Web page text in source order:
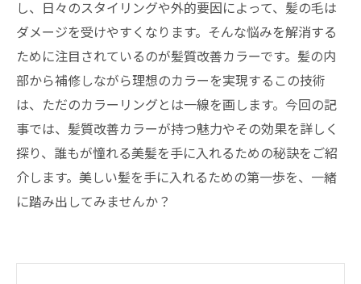
し、日々のスタイリングや外的要因によって、髪の毛は
ダメージを受けやすくなります。そんな悩みを解消する
ために注目されているのが髪質改善カラーです。髪の内
部から補修しながら理想のカラーを実現するこの技術
は、ただのカラーリングとは一線を画します。今回の記
事では、髪質改善カラーが持つ魅力やその効果を詳しく
探り、誰もが憧れる美髪を手に入れるための秘訣をご紹
介します。美しい髪を手に入れるための第一歩を、一緒
に踏み出してみませんか？